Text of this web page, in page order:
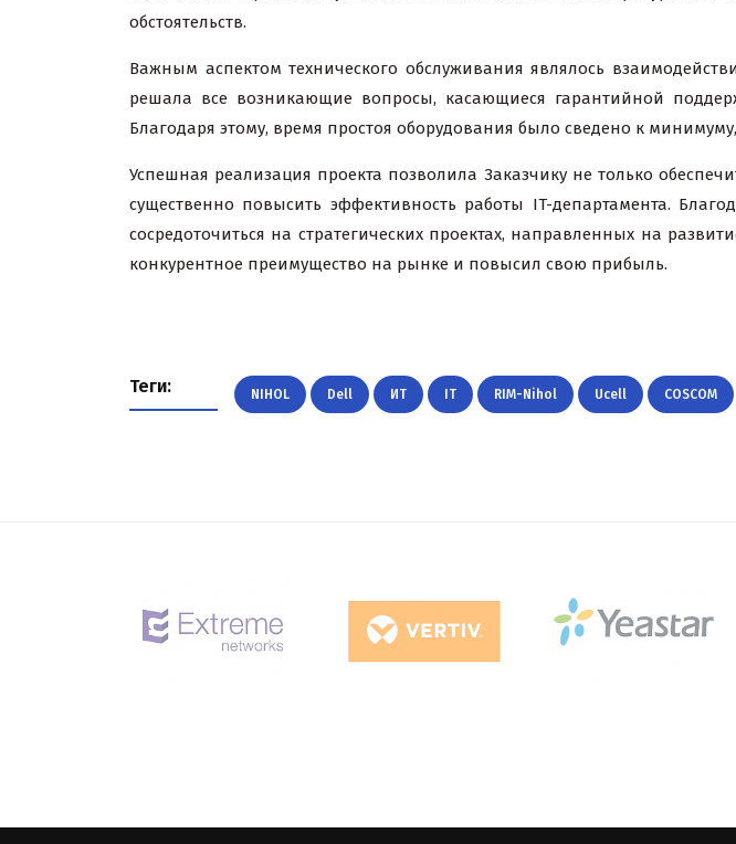
обстоятельств.
Важным аспектом технического обслуживания являлось
решала все возникающие вопросы, касающиеся гарантийной
Благодаря этому, время простоя оборудования было сведено к
Успешная реализация проекта позволила Заказчику не только
существенно повысить эффективность работы IT-департамента.
сосредоточиться на стратегических проектах, направленных на
конкурентное преимущество на рынке и повысил свою прибыль.
Теги: NIHOL Dell ИТ IT RIM-Nihol Ucell COSCOM